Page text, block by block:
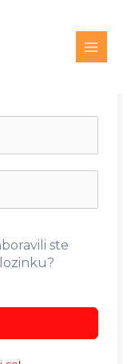
ste
lozinku?